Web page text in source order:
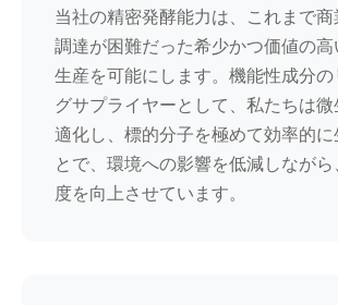
当社の精密発酵能力は、これまで
調達が困難だった希少かつ価値の
生産を可能にします。機能性成分
グサプライヤーとして、私たちは
適化し、標的分子を極めて効率的に
とで、環境への影響を低減しなが
度を向上させています。